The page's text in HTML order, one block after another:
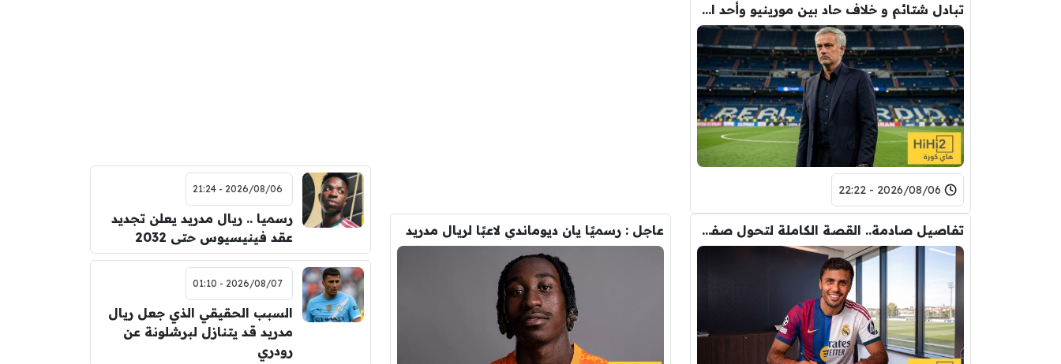
تبادل شتائم و خلاف حاد بين مورينيو وأحد افراد ادارة ريال مدريد بعد انهيار صفقة رودري
2026/08/06 - 22:22
تفاصيل صادمة.. القصة الكاملة لتحول صفقة رودري من ريال مدريد الى برشلونة عاجل : رسميًا يان ديوماندي لاعبًا لريال مدريد
2026/08/06 - 21:24
رسميا .. ريال مدريد يعلن تجديد
عقد فينيسيوس حتى 2032
2026/08/07 - 01:10
السبب الحقيقي الذي جعل ريال
مدريد قد يتنازل لبرشلونة عن
رودري